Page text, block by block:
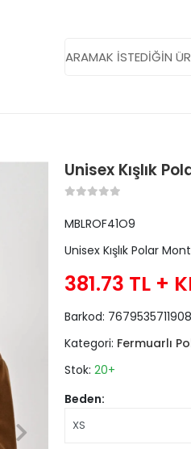
Unisex Kışlık
MBLROF41O9
Unisex Kışlık Polar Mont
381.73 TL +
Barkod: 7679535711908
Kategori: Fermuarlı
Stok: 20+
Beden: